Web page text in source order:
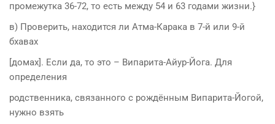
промежутка 36-72, то есть между 54 и 63 годами жизни.}
в) Проверить, находится ли Атма-Карака в 7-й или 9-й
бхавах
[домах]. Если да, то это – Випарита-Айур-Йога. Для
определения
родственника, связанного с рождённым Випарита-Йогой,
нужно взять